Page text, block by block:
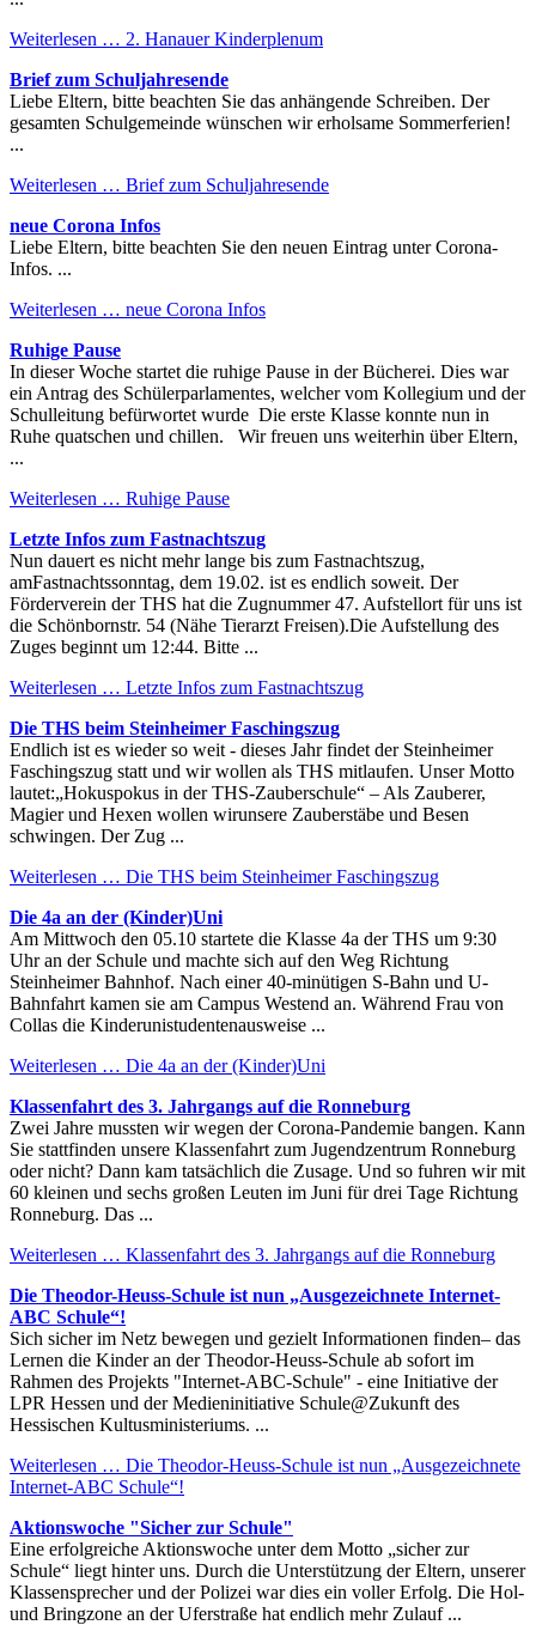
Weiterlesen … 2. Hanauer Kinderplenum
Brief zum Schuljahresende
Liebe Eltern, bitte beachten Sie das anhängende Schreiben. Der
gesamten Schulgemeinde wünschen wir erholsame Sommerferien!
...
Weiterlesen … Brief zum Schuljahresende
neue Corona Infos
Liebe Eltern, bitte beachten Sie den neuen Eintrag unter Corona-
Infos. ...
Weiterlesen … neue Corona Infos
Ruhige Pause
In dieser Woche startet die ruhige Pause in der Bücherei. Dies war
ein Antrag des Schülerparlamentes, welcher vom Kollegium und der
Schulleitung befürwortet wurde Die erste Klasse konnte nun in
Ruhe quatschen und chillen. Wir freuen uns weiterhin über Eltern,
...
Weiterlesen … Ruhige Pause
Letzte Infos zum Fastnachtszug
Nun dauert es nicht mehr lange bis zum Fastnachtszug,
amFastnachtssonntag, dem 19.02. ist es endlich soweit. Der
Förderverein der THS hat die Zugnummer 47. Aufstellort für uns ist
die Schönbornstr. 54 (Nähe Tierarzt Freisen).Die Aufstellung des
Zuges beginnt um 12:44. Bitte ...
Weiterlesen … Letzte Infos zum Fastnachtszug
Die THS beim Steinheimer Faschingszug
Endlich ist es wieder so weit - dieses Jahr findet der Steinheimer
Faschingszug statt und wir wollen als THS mitlaufen. Unser Motto
lautet:„Hokuspokus in der THS-Zauberschule“ – Als Zauberer,
Magier und Hexen wollen wirunsere Zauberstäbe und Besen
schwingen. Der Zug ...
Weiterlesen … Die THS beim Steinheimer Faschingszug
Die 4a an der (Kinder)Uni
Am Mittwoch den 05.10 startete die Klasse 4a der THS um 9:30
Uhr an der Schule und machte sich auf den Weg Richtung
Steinheimer Bahnhof. Nach einer 40-minütigen S-Bahn und U-
Bahnfahrt kamen sie am Campus Westend an. Während Frau von
Collas die Kinderunistudentenausweise ...
Weiterlesen … Die 4a an der (Kinder)Uni
Klassenfahrt des 3. Jahrgangs auf die Ronneburg
Zwei Jahre mussten wir wegen der Corona-Pandemie bangen. Kann
Sie stattfinden unsere Klassenfahrt zum Jugendzentrum Ronneburg
oder nicht? Dann kam tatsächlich die Zusage. Und so fuhren wir mit
60 kleinen und sechs großen Leuten im Juni für drei Tage Richtung
Ronneburg. Das ...
Weiterlesen … Klassenfahrt des 3. Jahrgangs auf die Ronneburg
Die Theodor-Heuss-Schule ist nun „Ausgezeichnete Internet-
ABC Schule“!
Sich sicher im Netz bewegen und gezielt Informationen finden– das
Lernen die Kinder an der Theodor-Heuss-Schule ab sofort im
Rahmen des Projekts "Internet-ABC-Schule" - eine Initiative der
LPR Hessen und der Medieninitiative Schule@Zukunft des
Hessischen Kultusministeriums. ...
Weiterlesen … Die Theodor-Heuss-Schule ist nun „Ausgezeichnete
Internet-ABC Schule“!
Aktionswoche "Sicher zur Schule"
Eine erfolgreiche Aktionswoche unter dem Motto „sicher zur
Schule“ liegt hinter uns. Durch die Unterstützung der Eltern, unserer
Klassensprecher und der Polizei war dies ein voller Erfolg. Die Hol-
und Bringzone an der Uferstraße hat endlich mehr Zulauf ...